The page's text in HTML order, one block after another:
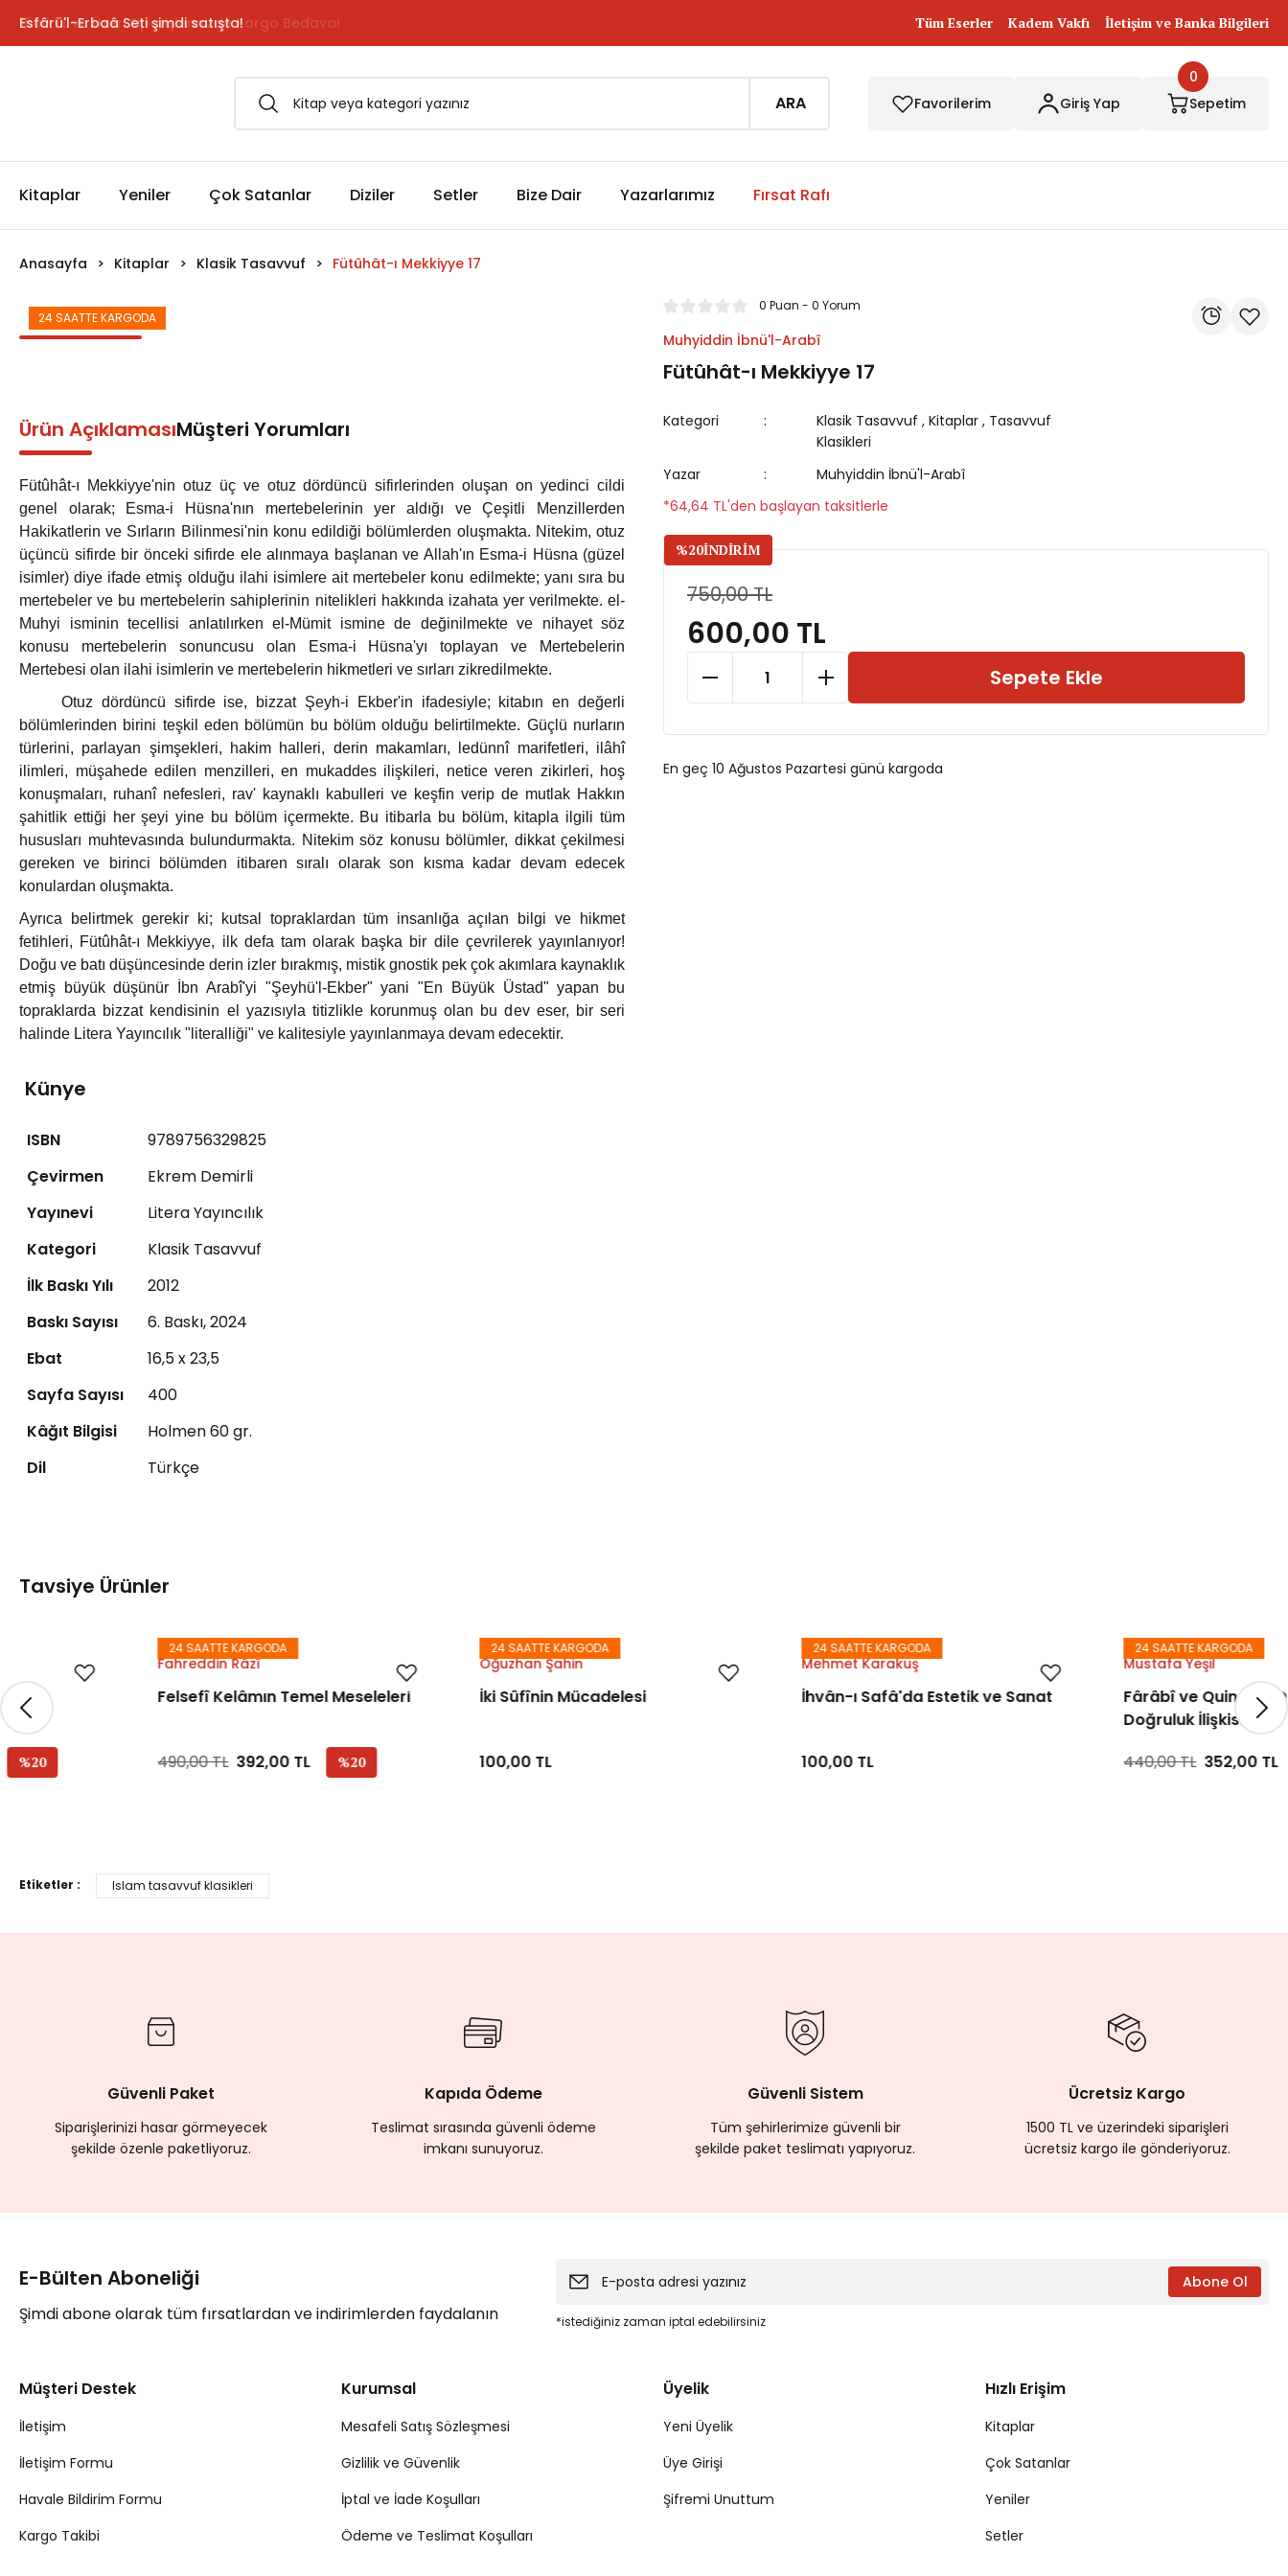
Esfârü'l-Erbaâ Seti şimdi satışta! Tüm Eserler Kadem Vakfı İletişim ve Banka Bilgileri
ARA Favorilerim Giriş Yap Sepetim
0
Kitaplar Yeniler Çok Satanlar Diziler Setler Bize Dair Yazarlarımız Fırsat Rafı
Anasayfa Kitaplar Klasik Tasavvuf Fütûhât-ı Mekkiyye 17
24 SAATTE KARGODA
Ürün AçıklamasıMüşteri Yorumları
Fütûhât-ı Mekkiyye'nin otuz üç ve otuz dördüncü sifirlerinden oluşan on yedinci cildi
genel olarak; Esma-i Hüsna'nın mertebelerinin yer aldığı ve Çeşitli Menzillerden
Hakikatlerin ve Sırların Bilinmesi'nin konu edildiği bölümlerden oluşmakta. Nitekim, otuz
üçüncü sifirde bir önceki sifirde ele alınmaya başlanan ve Allah'ın Esma-i Hüsna (güzel
isimler) diye ifade etmiş olduğu ilahi isimlere ait mertebeler konu edilmekte; yanı sıra bu
mertebeler ve bu mertebelerin sahiplerinin nitelikleri hakkında izahata yer verilmekte. el-
Muhyi isminin tecellisi anlatılırken el-Mümit ismine de değinilmekte ve nihayet söz
konusu mertebelerin sonuncusu olan Esma-i Hüsna'yı toplayan ve Mertebelerin
Mertebesi olan ilahi isimlerin ve mertebelerin hikmetleri ve sırları zikredilmekte.
Otuz dördüncü sifirde ise, bizzat Şeyh-i Ekber'in ifadesiyle; kitabın en değerli
bölümlerinden birini teşkil eden bölümün bu bölüm olduğu belirtilmekte. Güçlü nurların
türlerini, parlayan şimşekleri, hakim halleri, derin makamları, ledünnî marifetleri, ilâhî
ilimleri, müşahede edilen menzilleri, en mukaddes ilişkileri, netice veren zikirleri, hoş
konuşmaları, ruhanî nefesleri, rav' kaynaklı kabulleri ve keşfin verip de mutlak Hakkın
şahitlik ettiği her şeyi yine bu bölüm içermekte. Bu itibarla bu bölüm, kitapla ilgili tüm
hususları muhtevasında bulundurmakta. Nitekim söz konusu bölümler, dikkat çekilmesi
gereken ve birinci bölümden itibaren sıralı olarak son kısma kadar devam edecek
konulardan oluşmakta.
Ayrıca belirtmek gerekir ki; kutsal topraklardan tüm insanlığa açılan bilgi ve hikmet
fetihleri, Fütûhât-ı Mekkiyye, ilk defa tam olarak başka bir dile çevrilerek yayınlanıyor!
Doğu ve batı düşüncesinde derin izler bırakmış, mistik gnostik pek çok akımlara kaynaklık
etmiş büyük düşünür İbn Arabî'yi "Şeyhü'l-Ekber" yani "En Büyük Üstad" yapan bu
topraklarda bizzat kendisinin el yazısıyla titizlikle korunmuş olan bu dev eser, bir seri
halinde Litera Yayıncılık "literalliği" ve kalitesiyle yayınlanmaya devam edecektir.
Künye
ISBN
9789756329825
Çevirmen
Ekrem Demirli
Yayınevi
Litera Yayıncılık
Kategori
Klasik Tasavvuf
İlk Baskı Yılı
2012
Baskı Sayısı
6. Baskı, 2024
Ebat
16,5 x 23,5
Sayfa Sayısı
400
Kâğıt Bilgisi
Holmen 60 gr.
Dil
Türkçe
0 Puan - 0 Yorum
Muhyiddin İbnü'l-Arabî
Fütûhât-ı Mekkiyye 17
Kategori Klasik Tasavvuf , Kitaplar , Tasavvuf
Klasikleri
Yazar
Muhyiddin İbnü'l-Arabî
*64,64 TL'den başlayan taksitlerle
%20İNDİRİM
750,00 TL
600,00 TL
Sepete Ekle
En geç 10 Ağustos Pazartesi günü kargoda
Tavsiye Ürünler
Fahreddin Râzî
Felsefî Kelâmın Temel Meseleleri
490,00 TL 392,00 TL %20
Oğuzhan Şahin
İki Sûfînin Mücadelesi
100,00 TL
Mehmet Karakuş
İhvân-ı Safâ'da Estetik ve Sanat
Mustafa Yeşil
Fârâbî ve Quine'da Dil Anlam ve
352,00 TL %20
Etiketler : Islam tasavvuf klasikleri
Güvenli Paket
Siparişlerinizi hasar görmeyecek
şekilde özenle paketliyoruz.
Kapıda Ödeme
Teslimat sırasında güvenli ödeme
imkanı sunuyoruz.
Güvenli Sistem
Tüm şehirlerimize güvenli bir
şekilde paket teslimatı yapıyoruz.
Ücretsiz Kargo
1500 TL ve üzerindeki siparişleri
ücretsiz kargo ile gönderiyoruz.
E-Bülten Aboneliği
Şimdi abone olarak tüm fırsatlardan ve indirimlerden faydalanın
Abone Ol
*istediğiniz zaman iptal edebilirsiniz
Müşteri Destek
İletişim
İletişim Formu
Havale Bildirim Formu
Kargo Takibi
Kurumsal
Mesafeli Satış Sözleşmesi
Gizlilik ve Güvenlik
İptal ve İade Koşulları
Ödeme ve Teslimat Koşulları
Üyelik
Yeni Üyelik
Üye Girişi
Şifremi Unuttum
Hızlı Erişim
Kitaplar
Çok Satanlar
Yeniler
Setler